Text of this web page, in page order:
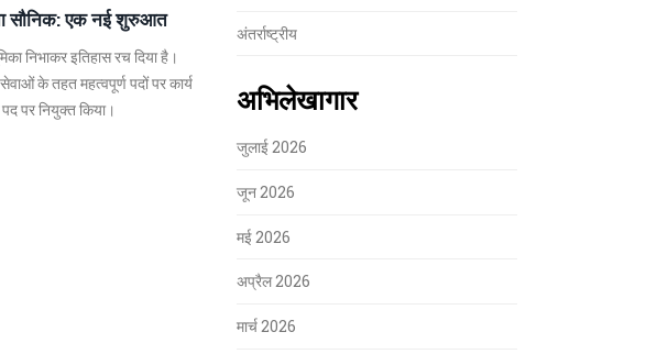
सौनिक: एक नई शुरुआत
निभाकर इतिहास रच दिया है।
के तहत महत्वपूर्ण पदों पर कार्य
पर नियुक्त किया।
अंतर्राष्ट्रीय
अभिलेखागार
जुलाई 2026
जून 2026
मई 2026
अप्रैल 2026
मार्च 2026